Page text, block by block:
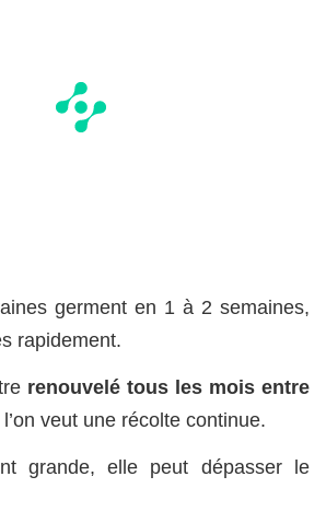
germent en 1 à 2 semaines,
rapidement.
renouvelé tous les mois entre
l’on veut une récolte continue.
grande, elle peut dépasser le